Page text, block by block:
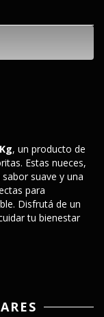
, un producto de
Estas nueces,
suave y una
para
Disfrutá de un
tu bienestar